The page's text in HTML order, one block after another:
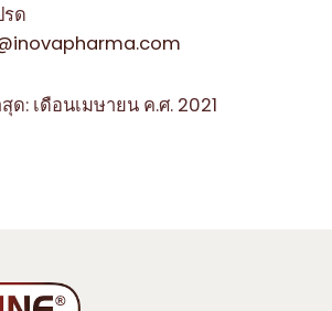
รด
ด: เดือนเมษายน ค.ศ. 2021